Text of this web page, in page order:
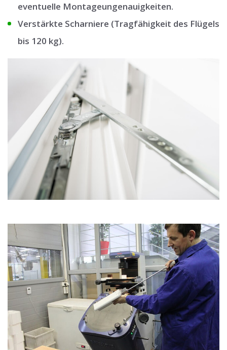
eventuelle Montageungenauigkeiten.
Verstärkte Scharniere (Tragfähigkeit des Flügels
bis 120 kg).